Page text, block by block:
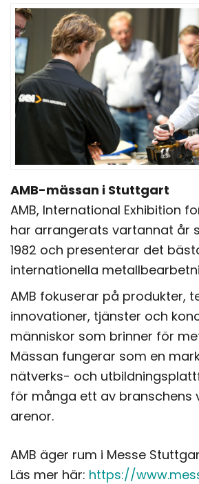
AMB-mässan i Stuttgart
AMB, International Exhibition
har arrangerats vartannat år
1982 och presenterar det
internationella
AMB fokuserar på produkter,
innovationer, tjänster och
människor som brinner för
Mässan fungerar som en
nätverks- och
för många ett av branschens
arenor.
AMB äger rum i Messe
Läs mer här: https://